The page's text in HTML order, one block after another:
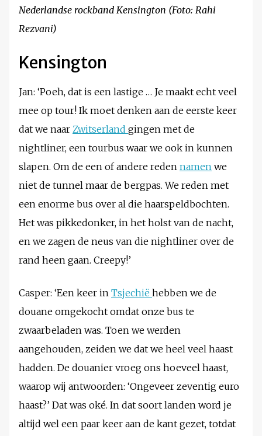
Nederlandse rockband Kensington (Foto: Rahi
Rezvani)
Kensington
Jan: ‘Poeh, dat is een lastige … Je maakt echt veel
mee op tour! Ik moet denken aan de eerste keer
dat we naar Zwitserland gingen met de
nightliner, een tourbus waar we ook in kunnen
slapen. Om de een of andere reden namen we
niet de tunnel maar de bergpas. We reden met
een enorme bus over al die haarspeldbochten.
Het was pikkedonker, in het holst van de nacht,
en we zagen de neus van die nightliner over de
rand heen gaan. Creepy!’
Casper: ‘Een keer in Tsjechië hebben we de
douane omgekocht omdat onze bus te
zwaarbeladen was. Toen we werden
aangehouden, zeiden we dat we heel veel haast
hadden. De douanier vroeg ons hoeveel haast,
waarop wij antwoorden: ‘Ongeveer zeventig euro
haast?’ Dat was oké. In dat soort landen word je
altijd wel een paar keer aan de kant gezet, totdat